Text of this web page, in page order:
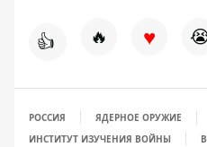
👍 🔥 ♥
РОССИЯ
ЯДЕРНОЕ ОРУЖИЕ
ИНСТИТУТ ИЗУЧЕНИЯ ВОЙНЫ